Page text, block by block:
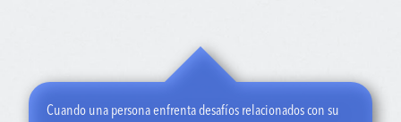
Cuando una persona enfrenta desafíos relacionados con su